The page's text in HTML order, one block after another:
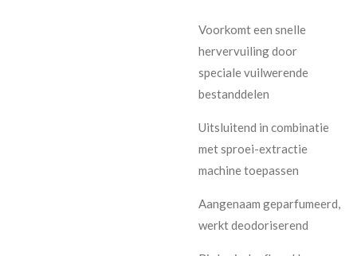
Voorkomt een snelle
hervervuiling door
speciale vuilwerende
bestanddelen
Uitsluitend in combinatie
met sproei-extractie
machine toepassen
Aangenaam geparfumeerd,
werkt deodoriserend